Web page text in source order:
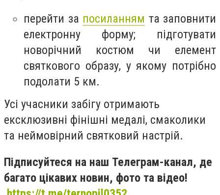
перейти за посиланням та заповнити
електронну форму; підготувати
новорічний костюм чи елемент
святкового образу, у якому потрібно
подолати 5 км.
Усі учасники забігу отримають
ексклюзивні фінішні медалі, смаколики
та неймовірний святковий настрій.
Підписуйтеся на наш Телеграм-канал, де
багато цікавих новин, фото та відео!